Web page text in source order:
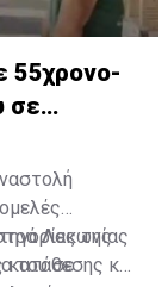
55χρονο-
σε
Λακωνίας
του σε
της
και